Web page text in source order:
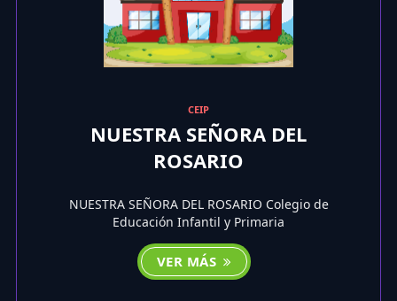
CEIP
NUESTRA SEÑORA DEL
ROSARIO
NUESTRA SEÑORA DEL ROSARIO Colegio de
Educación Infantil y Primaria
VER MÁS